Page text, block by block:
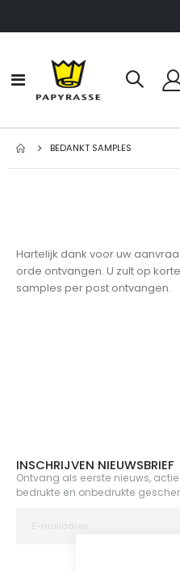
Toggle
Nav
BEDANKT SAMPLES
Hartelijk dank voor uw
orde ontvangen. U zult op
samples per post ontvangen.
INSCHRIJVEN NIEUWSBRIEF
Ontvang als eerste nieuws,
bedrukte en onbedrukte